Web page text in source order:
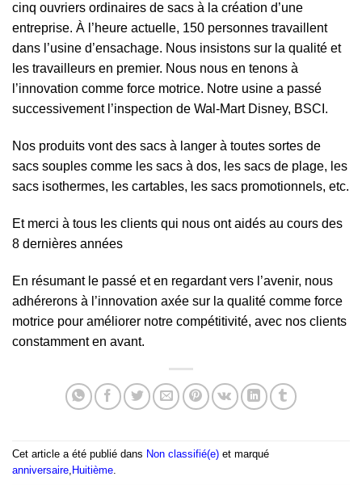
cinq ouvriers ordinaires de sacs à la création d’une
entreprise. À l’heure actuelle, 150 personnes travaillent
dans l’usine d’ensachage. Nous insistons sur la qualité et
les travailleurs en premier. Nous nous en tenons à
l’innovation comme force motrice. Notre usine a passé
successivement l’inspection de Wal-Mart Disney, BSCI.
Nos produits vont des sacs à langer à toutes sortes de
sacs souples comme les sacs à dos, les sacs de plage, les
sacs isothermes, les cartables, les sacs promotionnels, etc.
Et merci à tous les clients qui nous ont aidés au cours des
8 dernières années
En résumant le passé et en regardant vers l’avenir, nous
adhérerons à l’innovation axée sur la qualité comme force
motrice pour améliorer notre compétitivité, avec nos clients
constamment en avant.
Cet article a été publié dans Non classifié(e) et marqué
anniversaire Huitième